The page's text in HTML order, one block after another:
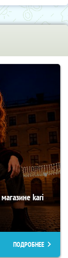
kari
ПОДРОБНЕЕ